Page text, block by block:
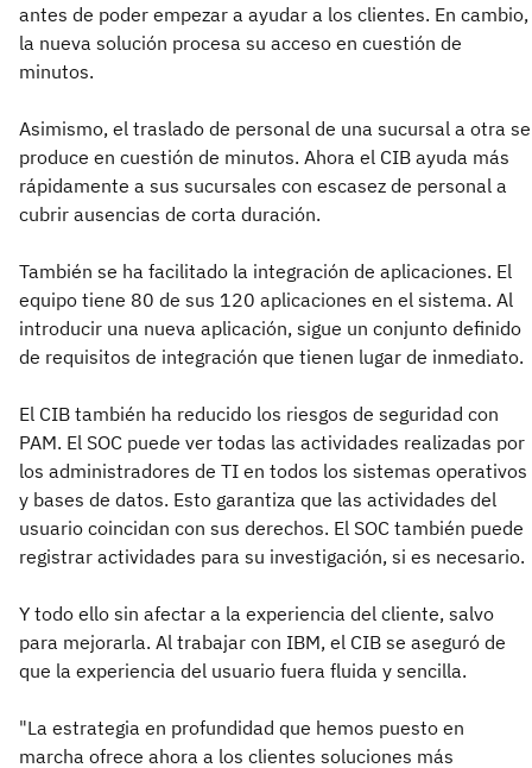
antes de poder empezar a ayudar a los clientes. En cambio,
la nueva solución procesa su acceso en cuestión de
minutos.
Asimismo, el traslado de personal de una sucursal a otra se
produce en cuestión de minutos. Ahora el CIB ayuda más
rápidamente a sus sucursales con escasez de personal a
cubrir ausencias de corta duración.
También se ha facilitado la integración de aplicaciones. El
equipo tiene 80 de sus 120 aplicaciones en el sistema. Al
introducir una nueva aplicación, sigue un conjunto definido
de requisitos de integración que tienen lugar de inmediato.
El CIB también ha reducido los riesgos de seguridad con
PAM. El SOC puede ver todas las actividades realizadas por
los administradores de TI en todos los sistemas operativos
y bases de datos. Esto garantiza que las actividades del
usuario coincidan con sus derechos. El SOC también puede
registrar actividades para su investigación, si es necesario.
Y todo ello sin afectar a la experiencia del cliente, salvo
para mejorarla. Al trabajar con IBM, el CIB se aseguró de
que la experiencia del usuario fuera fluida y sencilla.
"La estrategia en profundidad que hemos puesto en
marcha ofrece ahora a los clientes soluciones más